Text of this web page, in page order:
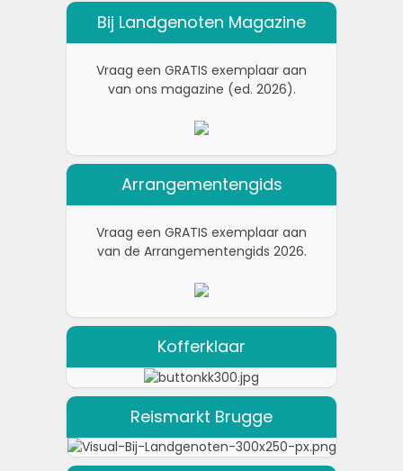
Bij Landgenoten Magazine
Vraag een GRATIS exemplaar aan
van ons magazine (ed. 2026).
Arrangementengids
Vraag een GRATIS exemplaar aan
van de Arrangementengids 2026.
Kofferklaar
Reismarkt Brugge